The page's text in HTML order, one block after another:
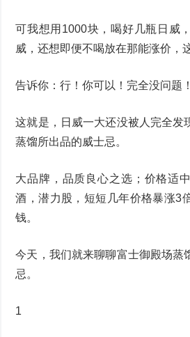
可我想用1000块，喝好几瓶日威
威，还想即便不喝放在那能涨价，
告诉你：行！你可以！完全没问题！
这就是，日威一大还没被人完全发
蒸馏所出品的威士忌。
大品牌，品质良心之选；价格适
酒，潜力股，短短几年价格暴涨3
钱。
今天，我们就来聊聊富士御殿场蒸
忌。
1